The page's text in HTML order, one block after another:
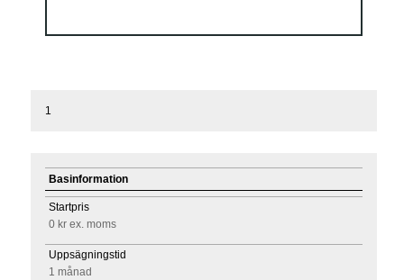
1
Basinformation
Startpris
0 kr ex. moms
Uppsägningstid
1 månad